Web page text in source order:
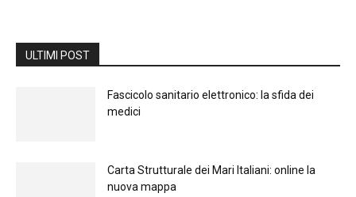
ULTIMI POST
Fascicolo sanitario elettronico: la sfida dei
medici
Carta Strutturale dei Mari Italiani: online la
nuova mappa